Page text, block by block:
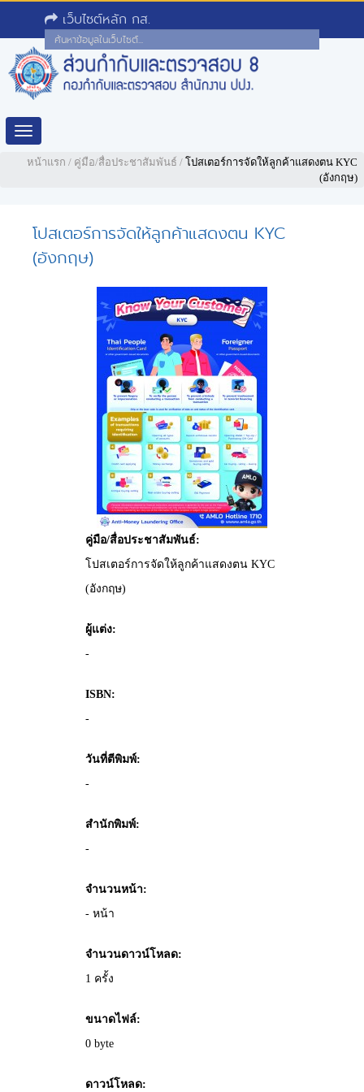
เว็บไซต์หลัก กส.
Toggle
navigation
หน้าแรก / คู่มือ/สื่อประชาสัมพันธ์ / โปสเตอร์การจัดให้ลูกค้าแสดงตน KYC
(อังกฤษ)
โปสเตอร์การจัดให้ลูกค้าแสดงตน KYC
(อังกฤษ)
คู่มือ/สื่อประชาสัมพันธ์:
โปสเตอร์การจัดให้ลูกค้าแสดงตน KYC
(อังกฤษ)
ผู้แต่ง:
-
ISBN:
-
วันที่ตีพิมพ์:
-
สำนักพิมพ์:
-
จำนวนหน้า:
- หน้า
จำนวนดาวน์โหลด:
1 ครั้ง
ขนาดไฟล์:
0 byte
ดาวน์โหลด: